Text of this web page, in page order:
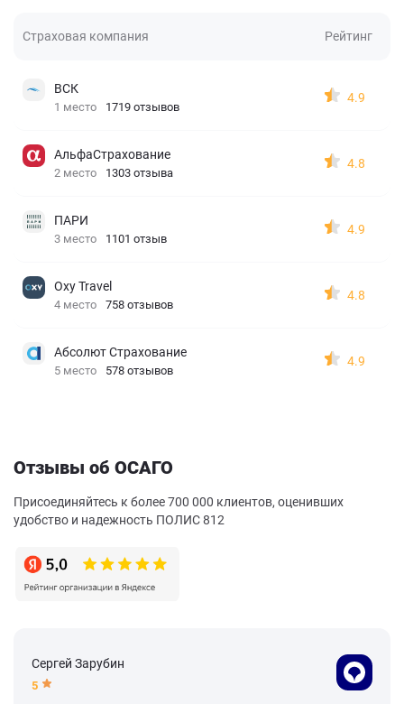
Страховая компания Рейтинг
ВСК
1 место 1719 отзывов
4.9
АльфаСтрахование
2 место 1303 отзыва
4.8
ПАРИ
3 место 1101 отзыв
4.9
Oxy Travel
4 место 758 отзывов
4.8
Абсолют Страхование
5 место 578 отзывов
4.9
Отзывы об ОСАГО
Присоединяйтесь к более 700 000 клиентов, оценивших
удобство и надежность ПОЛИС 812
Сергей Зарубин
5